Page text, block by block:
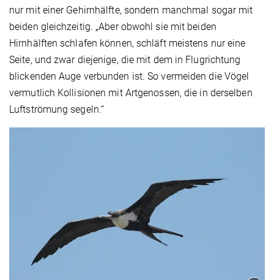
nur mit einer Gehirnhälfte, sondern manchmal sogar mit
beiden gleichzeitig. „Aber obwohl sie mit beiden
Hirnhälften schlafen können, schläft meistens nur eine
Seite, und zwar diejenige, die mit dem in Flugrichtung
blickenden Auge verbunden ist. So vermeiden die Vögel
vermutlich Kollisionen mit Artgenossen, die in derselben
Luftströmung segeln.“